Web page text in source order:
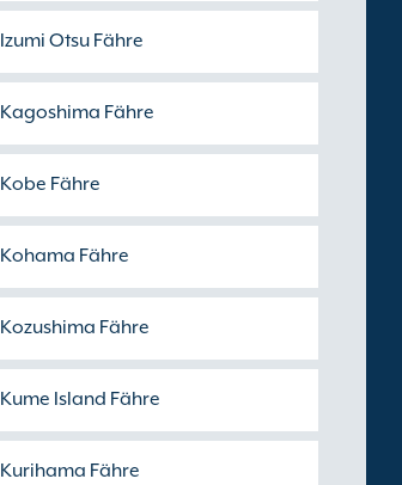
Izumi Otsu Fähre
Kagoshima Fähre
Kobe Fähre
Kohama Fähre
Kozushima Fähre
Kume Island Fähre
Kurihama Fähre